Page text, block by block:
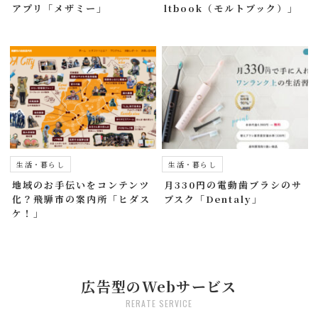
アプリ「メザミー」
ltbook（モルトブック）」
生活・暮らし
地域のお手伝いをコンテンツ
化？飛騨市の案内所「ヒダス
ケ！」
生活・暮らし
月330円の電動歯ブラシのサ
ブスク「Dentaly」
広告型のWebサービス
RERATE SERVICE